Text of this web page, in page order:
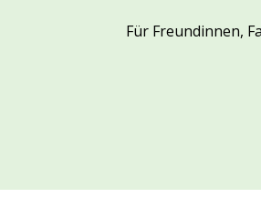
Für Freundinnen,